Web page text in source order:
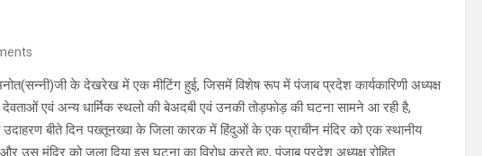
के देखरेख में एक मीटिंग हुई, जिसमें विशेष रूप में पंजाब प्रदेश कार्यकारिणी अध्यक्ष
देवताओं एवं अन्य धार्मिक स्थलो की बेअदबी एवं उनकी तोड़फोड़ की घटना सामने आ रही है,
बीते दिन पख्तूनख्वा के जिला कारक में हिंदुओं के एक प्राचीन मंदिर को एक स्थानीय
उस मंदिर को जला दिया इस घटना का विरोध करते हुए, पंजाब प्रदेश अध्यक्ष रोहित